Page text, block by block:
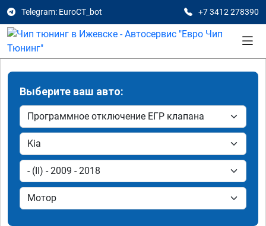
Telegram: EuroCT_bot +7 3412 278390
Выберите ваш авто: